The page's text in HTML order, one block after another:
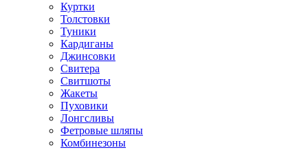
Куртки
Толстовки
Туники
Кардиганы
Джинсовки
Свитера
Свитшоты
Жакеты
Пуховики
Лонгсливы
Фетровые шляпы
Комбинезоны